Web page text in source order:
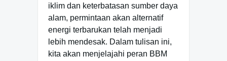
iklim dan keterbatasan sumber daya
alam, permintaan akan alternatif
energi terbarukan telah menjadi
lebih mendesak. Dalam tulisan ini,
kita akan menjelajahi peran BBM